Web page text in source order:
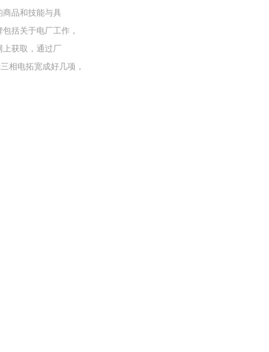
商品和技能与具
括关于电厂工作，
上获取，通过厂
相电拓宽成好几项，